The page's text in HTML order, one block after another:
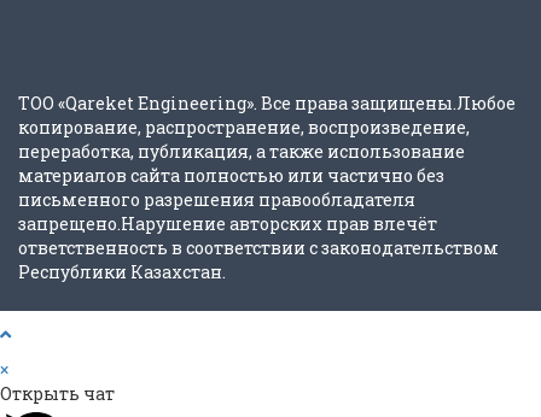
ТОО «Qareket Engineering». Все права защищены.Любое
копирование, распространение, воспроизведение,
переработка, публикация, а также использование
материалов сайта полностью или частично без
письменного разрешения правообладателя
запрещено.Нарушение авторских прав влечёт
ответственность в соответствии с законодательством
Республики Казахстан.
×
Открыть чат